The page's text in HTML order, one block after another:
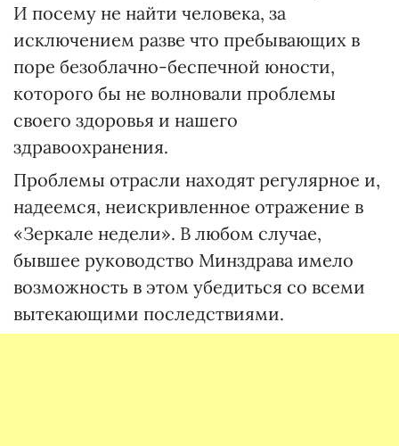
И посему не найти человека, за
исключением разве что пребывающих в
поре безоблачно-беспечной юности,
которого бы не волновали проблемы
своего здоровья и нашего
здравоохранения.
Проблемы отрасли находят регулярное и,
надеемся, неискривленное отражение в
«Зеркале недели». В любом случае,
бывшее руководство Минздрава имело
возможность в этом убедиться со всеми
вытекающими последствиями.